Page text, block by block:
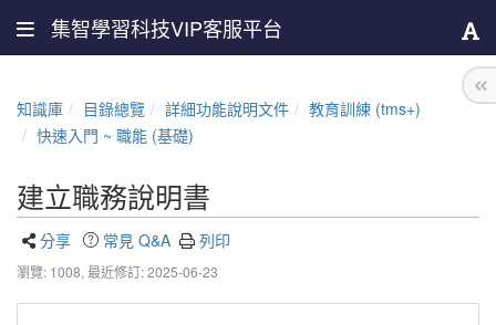
集智學習科技VIP客服平台
知識庫 目錄總覽 詳細功能說明文件
教育訓練 (tms+)
快速入門 ~ 職能 (基礎)
建立職務說明書
分享 常見 Q&A 列印
瀏覽: 1008, 最近修訂: 2025-06-23